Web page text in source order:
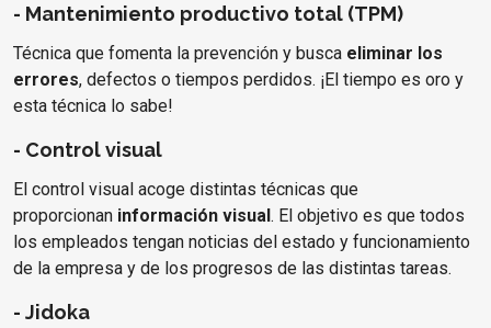
- Mantenimiento productivo total (TPM)
Técnica que fomenta la prevención y busca eliminar los
errores, defectos o tiempos perdidos. ¡El tiempo es oro y
esta técnica lo sabe!
- Control visual
El control visual acoge distintas técnicas que
proporcionan información visual. El objetivo es que todos
los empleados tengan noticias del estado y funcionamiento
de la empresa y de los progresos de las distintas tareas.
- Jidoka